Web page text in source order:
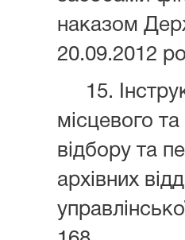
наказом
20.09.2012
15.
місцевого та
відбору та
архівних